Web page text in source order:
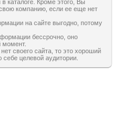
в каталоге. Кроме этого, Вы
компанию, если ее еще нет
на сайте выгодно, потому
бессрочно, оно
момент.
своего сайта, то это хороший
себе целевой аудитории.